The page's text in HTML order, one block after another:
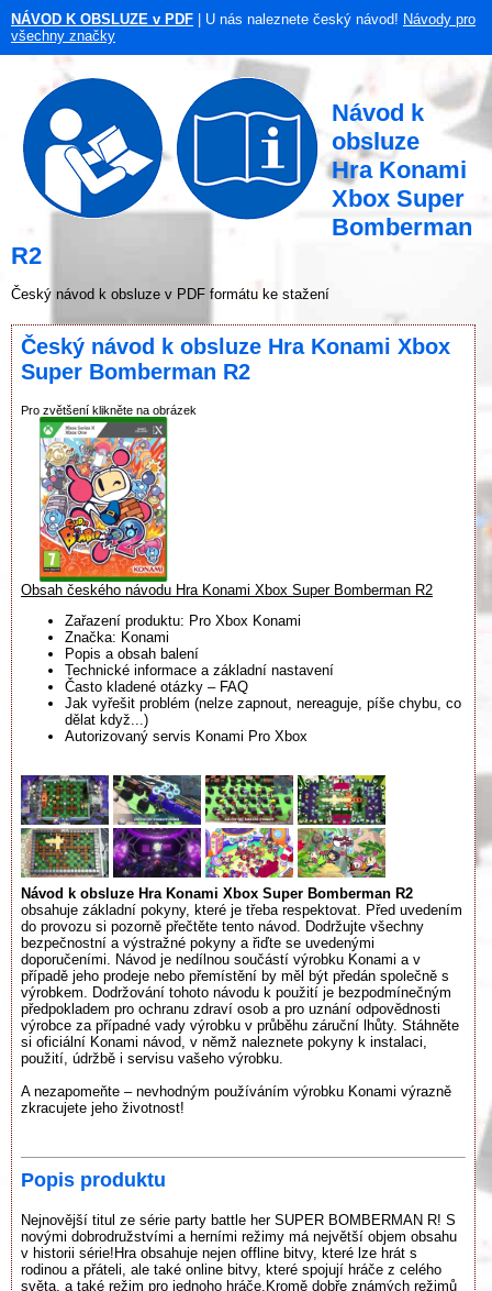
NÁVOD K OBSLUZE v PDF | U nás naleznete český návod! Návody pro
všechny značky
Návod k
obsluze
Hra Konami
Xbox Super
Bomberman
R2
Český návod k obsluze v PDF formátu ke stažení
Český návod k obsluze Hra Konami Xbox
Super Bomberman R2
Pro zvětšení klikněte na obrázek
Obsah českého návodu Hra Konami Xbox Super Bomberman R2
Zařazení produktu: Pro Xbox Konami
Značka: Konami
Popis a obsah balení
Technické informace a základní nastavení
Často kladené otázky – FAQ
Jak vyřešit problém (nelze zapnout, nereaguje, píše chybu, co
dělat když...)
Autorizovaný servis Konami Pro Xbox
Návod k obsluze Hra Konami Xbox Super Bomberman R2
obsahuje základní pokyny, které je třeba respektovat. Před uvedením
do provozu si pozorně přečtěte tento návod. Dodržujte všechny
bezpečnostní a výstražné pokyny a řiďte se uvedenými
doporučeními. Návod je nedílnou součástí výrobku Konami a v
případě jeho prodeje nebo přemístění by měl být předán společně s
výrobkem. Dodržování tohoto návodu k použití je bezpodmínečným
předpokladem pro ochranu zdraví osob a pro uznání odpovědnosti
výrobce za případné vady výrobku v průběhu záruční lhůty. Stáhněte
si oficiální Konami návod, v němž naleznete pokyny k instalaci,
použití, údržbě i servisu vašeho výrobku.
A nezapomeňte – nevhodným používáním výrobku Konami výrazně
zkracujete jeho životnost!
Popis produktu
Nejnovější titul ze série party battle her SUPER BOMBERMAN R! S
novými dobrodružstvími a herními režimy má největší objem obsahu
v historii série!Hra obsahuje nejen offline bitvy, které lze hrát s
rodinou a přáteli, ale také online bitvy, které spojují hráče z celého
světa, a také režim pro jednoho hráče.Kromě dobře známých režimů